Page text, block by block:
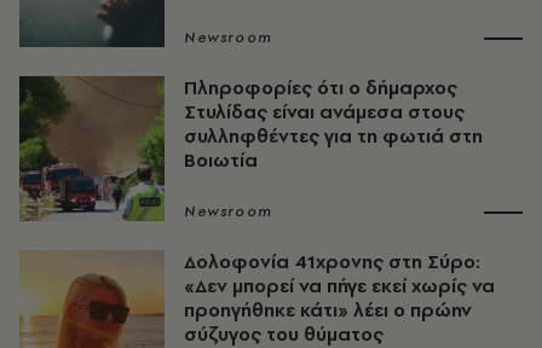
Newsroom
Πληροφορίες ότι ο δήμαρχος
Στυλίδας είναι ανάμεσα στους
συλληφθέντες για τη φωτιά στη
Βοιωτία
Newsroom
Δολοφονία 41χρονης στη Σύρο:
«Δεν μπορεί να πήγε εκεί χωρίς να
προηγήθηκε κάτι» λέει ο πρώην
σύζυγος του θύματος